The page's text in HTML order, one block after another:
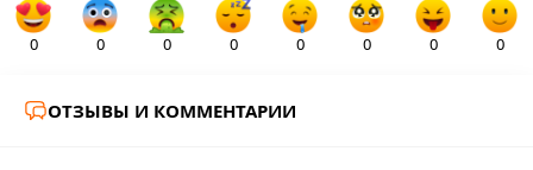
0 0 0 0 0 0 0 0
ОТЗЫВЫ И КОММЕНТАРИИ